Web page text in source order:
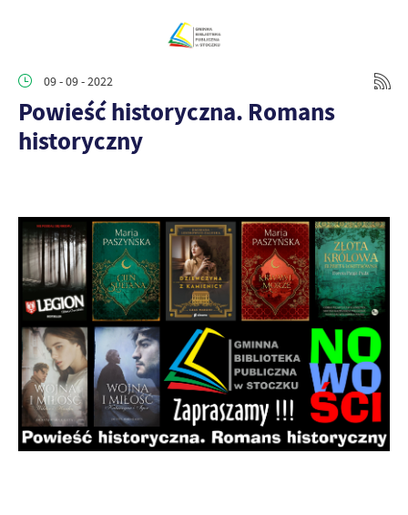
09 - 09 - 2022
Powieść historyczna. Romans
historyczny